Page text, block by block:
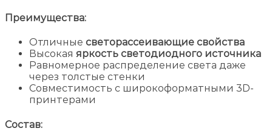
Преимущества:
Отличные светорассеивающие свойства
Высокая яркость светодиодного источника
Равномерное распределение света даже
через толстые стенки
Совместимость с широкоформатными 3D-
принтерами
Состав: